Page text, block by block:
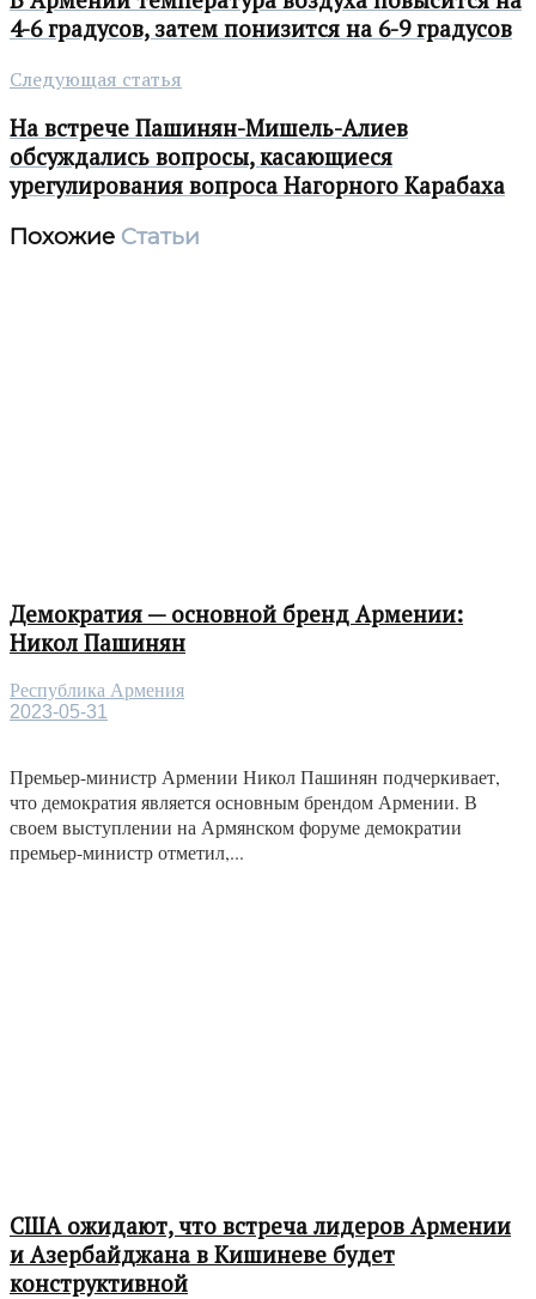
4-6 градусов, затем понизится на 6-9 градусов
Следующая статья
На встрече Пашинян-Мишель-Алиев
обсуждались вопросы, касающиеся
урегулирования вопроса Нагорного Карабаха
Похожие Статьи
Демократия — основной бренд Армении:
Никол Пашинян
Республика Армения
2023-05-31
Премьер-министр Армении Никол Пашинян подчеркивает,
что демократия является основным брендом Армении. В
своем выступлении на Армянском форуме демократии
премьер-министр отметил,...
США ожидают, что встреча лидеров Армении
и Азербайджана в Кишиневе будет
конструктивной